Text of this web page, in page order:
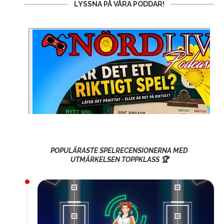
LYSSNA PÅ VÅRA PODDAR!
POPULÄRASTE SPELRECENSIONERNA MED
UTMÄRKELSEN TOPPKLASS 🏆